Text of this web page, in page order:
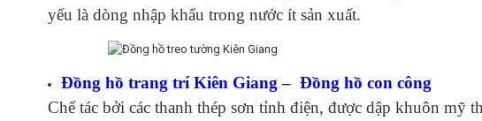
yếu là dòng nhập khẩu trong nước ít sản xuất.
Đồng hồ trang trí Kiên Giang – Đồng hồ con công
Chế tác bởi các thanh thép sơn tỉnh điện, được dập khuôn mỹ